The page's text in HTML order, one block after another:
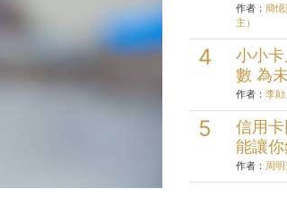
作者： 簡
主）
小小
數 為
作者： 李勛
信用
能讓
作者： 周